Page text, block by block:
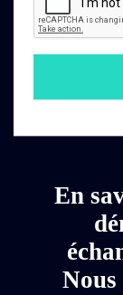
En
Nous